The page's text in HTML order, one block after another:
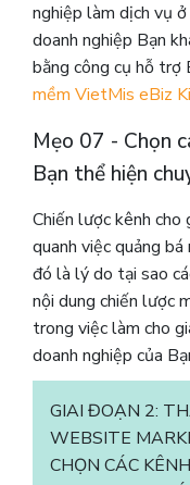
nghiệp làm dịch vụ
doanh nghiệp Bạn
bằng công cụ hỗ
mềm VietMis eBiz
Mẹo 07 - Chọn
Bạn thể hiện
Chiến lược kênh
quanh việc quảng
đó là lý do tại sao
nội dung chiến lược
trong việc làm cho
doanh nghiệp của
GIAI ĐOẠN 2:
WEBSITE
CHỌN CÁC